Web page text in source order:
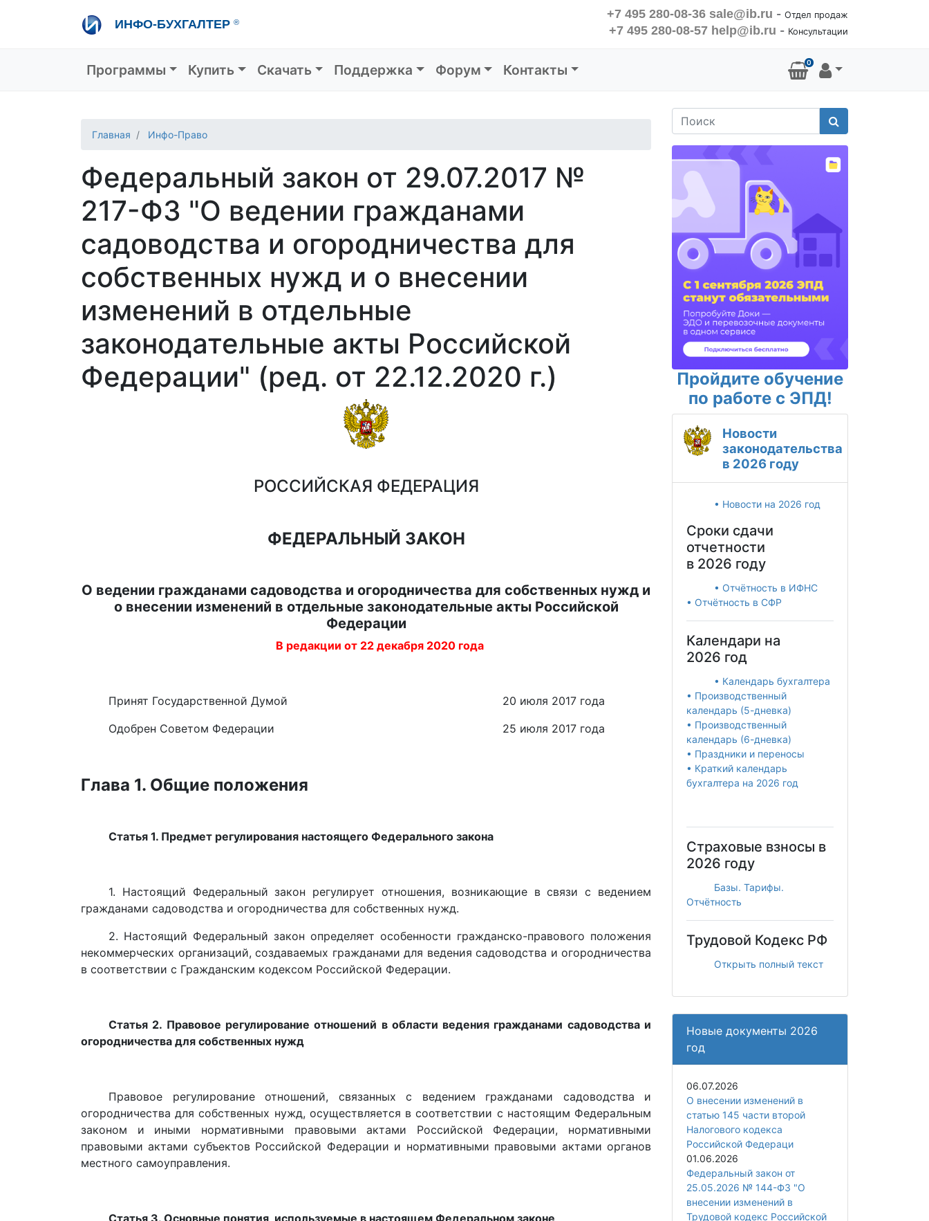
ИНФО-БУХГАЛТЕР ®
+7 495 280-08-36 sale@ib.ru - Отдел продаж
+7 495 280-08-57 help@ib.ru - Консультации
Основная навигация
Программы Купить Скачать Поддержка Форум Контакты 0
Главная Инфо-Право
Федеральный закон от 29.07.2017 №
217-ФЗ "О ведении гражданами
садоводства и огородничества для
собственных нужд и о внесении
изменений в отдельные
законодательные акты Российской
Федерации" (ред. от 22.12.2020 г.)
РОССИЙСКАЯ ФЕДЕРАЦИЯ
ФЕДЕРАЛЬНЫЙ ЗАКОН
О ведении гражданами садоводства и огородничества для собственных нужд и
о внесении изменений в отдельные законодательные акты Российской
Федерации
В редакции от 22 декабря 2020 года
Принят Государственной Думой
Одобрен Советом Федерации
20 июля 2017 года
25 июля 2017 года
Глава 1. Общие положения
Статья 1. Предмет регулирования настоящего Федерального закона
1. Настоящий Федеральный закон регулирует отношения, возникающие в связи с ведением
гражданами садоводства и огородничества для собственных нужд.
2. Настоящий Федеральный закон определяет особенности гражданско-правового положения
некоммерческих организаций, создаваемых гражданами для ведения садоводства и огородничества
в соответствии с Гражданским кодексом Российской Федерации.
Статья 2. Правовое регулирование отношений в области ведения гражданами садоводства и
огородничества для собственных нужд
Правовое регулирование отношений, связанных с ведением гражданами садоводства и
огородничества для собственных нужд, осуществляется в соответствии с настоящим Федеральным
законом и иными нормативными правовыми актами Российской Федерации, нормативными
правовыми актами субъектов Российской Федерации и нормативными правовыми актами органов
местного самоуправления.
Статья 3. Основные понятия, используемые в настоящем Федеральном законе
Поиск
Пройдите обучение
по работе с ЭПД!
Новости
законодательства
в 2026 году
• Новости на 2026 год
Сроки сдачи
отчетности
в 2026 году
• Отчётность в ИФНС
• Отчётность в СФР
Календари на
2026 год
• Календарь бухгалтера
• Производственный
календарь (5-дневка)
• Производственный
календарь (6-дневка)
• Праздники и переносы
• Краткий календарь
бухгалтера на 2026 год
Страховые взносы в
2026 году
Базы. Тарифы.
Отчётность
Трудовой Кодекс РФ
Открыть полный текст
Новые документы 2026
год
06.07.2026
О внесении изменений в
статью 145 части второй
Налогового кодекса
Российской Федераци
01.06.2026
Федеральный закон от
25.05.2026 № 144-ФЗ "О
внесении изменений в
Трудовой кодекс Российской